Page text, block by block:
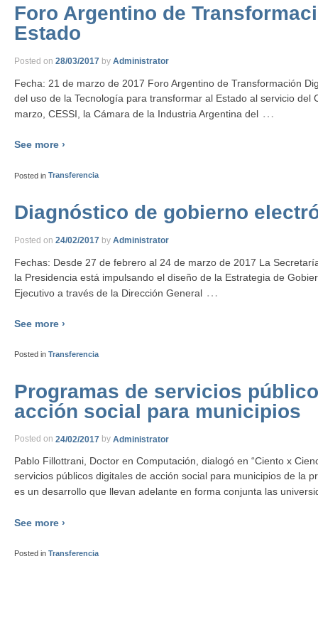
Foro Argentino de
Estado
Posted on 28/03/2017 by Administrator
Fecha: 21 de marzo de 2017 Foro Argentino de Transformación
del uso de la Tecnología para transformar al Estado al servicio del
marzo, CESSI, la Cámara de la Industria Argentina del …
See more ›
Posted in Transferencia
Diagnóstico de gobierno
Posted on 24/02/2017 by Administrator
Fechas: Desde 27 de febrero al 24 de marzo de 2017 La
la Presidencia está impulsando el diseño de la Estrategia de
Ejecutivo a través de la Dirección General …
See more ›
Posted in Transferencia
Programas de servicios
acción social para municipios
Posted on 24/02/2017 by Administrator
Pablo Fillottrani, Doctor en Computación, dialogó en “Ciento x
servicios públicos digitales de acción social para municipios de la
es un desarrollo que llevan adelante en forma conjunta las
See more ›
Posted in Transferencia